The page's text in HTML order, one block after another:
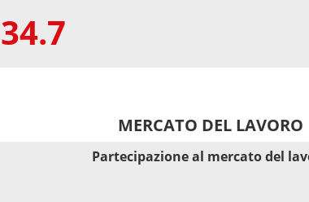
34.7
MERCATO DEL LAVORO
Partecipazione al mercato del